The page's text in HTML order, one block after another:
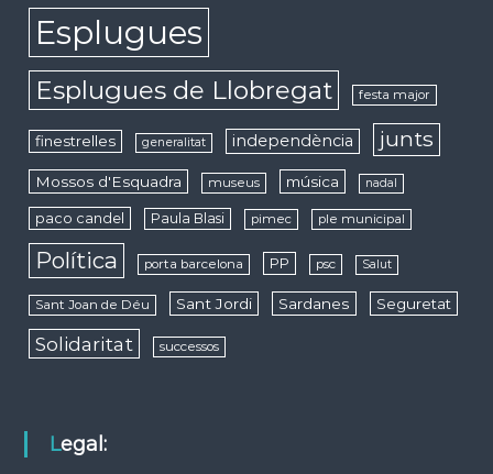
Esplugues
Esplugues de Llobregat festa major
finestrelles generalitat independència junts
Mossos d'Esquadra museus música nadal
paco candel Paula Blasi pimec ple municipal
Política porta barcelona PP psc Salut
Sant Joan de Déu Sant Jordi Sardanes Seguretat
Solidaritat successos
Legal: